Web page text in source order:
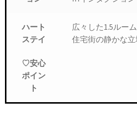
ハート
ステイ
♡安心
ポイン
ト
広々した1.5ルー
住宅街の静かな